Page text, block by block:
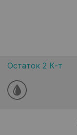
Остаток 2 К-т